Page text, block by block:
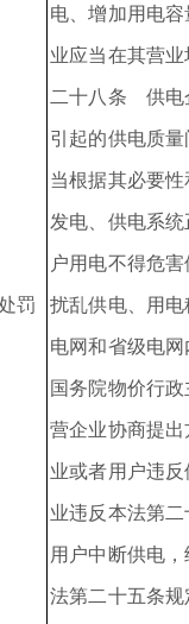
罚
电、增加用电
业应当在其营
二十八条 供电
引起的供电质
当根据其必要
发电、供电系
户用电不得危
扰乱供电、用
电网和省级电
国务院物价行
营企业协商提
业或者用户违
业违反本法第
用户中断供电
法第二十五条